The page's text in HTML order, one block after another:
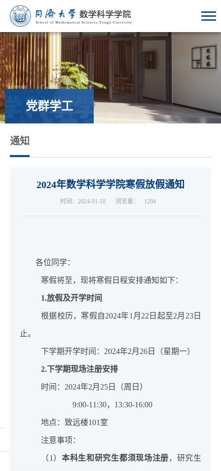
党群学工
通知
2024年数学科学学院寒假放假通知
时间：2024-01-10 浏览量： 1294
各位同学：
寒假将至，现将寒假日程安排通知如下：
1.放假及开学时间
根据校历，寒假自2024年1 月 22 日起至2月 23日
止。
下学期开学时间： 2024年2月 26 日（星期一）
2.下学期现场注册安排
时间： 2024年2月 25 日（周日）
9:00-11:30， 13:30-16:00
地点：致远楼101 室
注意事项：
（1 ）本科生和研究生都须现场注册，研究生